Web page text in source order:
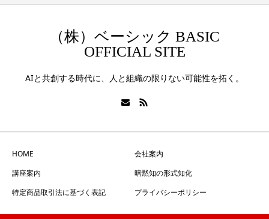
（株）ベーシック BASIC
OFFICIAL SITE
AIと共創する時代に、人と組織の限りない可能性を拓く。
HOME
会社案内
講座案内
暗黙知の形式知化
特定商品取引法に基づく表記
プライバシーポリシー